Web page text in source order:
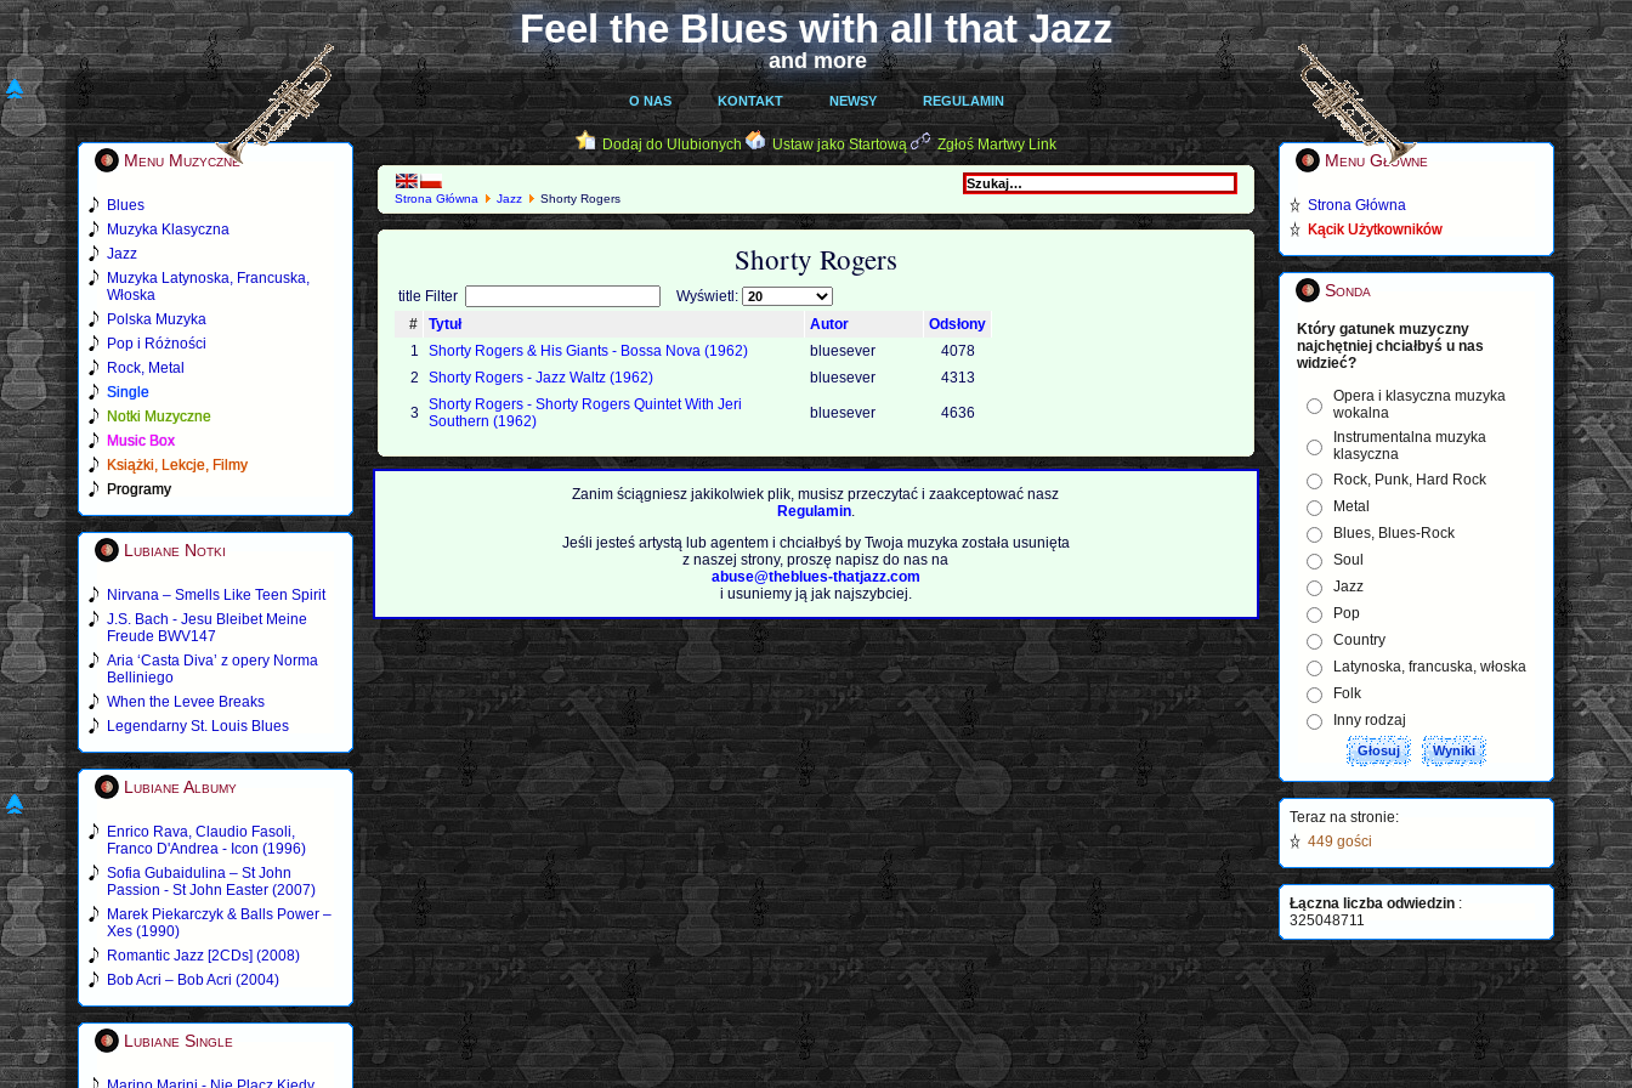
Feel the Blues with all that Jazz
and more
O NAS KONTAKT NEWSY REGULAMIN
Menu Muzyczne
Blues
Muzyka Klasyczna
Jazz
Muzyka Latynoska, Francuska,
Włoska
Polska Muzyka
Pop i Różności
Rock, Metal
Single
Notki Muzyczne
Music Box
Książki, Lekcje, Filmy
Programy
Lubiane Notki
Nirvana – Smells Like Teen Spirit
J.S. Bach - Jesu Bleibet Meine
Freude BWV147
Aria ‘Casta Diva’ z opery Norma
Belliniego
When the Levee Breaks
Legendarny St. Louis Blues
Lubiane Albumy
Enrico Rava, Claudio Fasoli,
Franco D'Andrea - Icon (1996)
Sofia Gubaidulina – St John
Passion - St John Easter (2007)
Marek Piekarczyk & Balls Power –
Xes (1990)
Romantic Jazz [2CDs] (2008)
Bob Acri – Bob Acri (2004)
Lubiane Single
Dodaj do Ulubionych Ustaw jako Startową Zgłoś Martwy Link
Strona Główna Jazz Shorty Rogers
Shorty Rogers
title Filter
Wyświetl:
#
Tytuł Autor
Odsłony
1
Shorty Rogers & His Giants - Bossa Nova (1962) bluesever
4078
2
Shorty Rogers - Jazz Waltz (1962) bluesever 4313
3 Shorty Rogers - Shorty Rogers Quintet With Jeri
Southern (1962)
bluesever 4636
Zanim ściągniesz jakikolwiek plik, musisz przeczytać i zaakceptować nasz
Regulamin.
Jeśli jesteś artystą lub agentem i chciałbyś by Twoja muzyka została usunięta
z naszej strony, proszę napisz do nas na
abuse@theblues-thatjazz.com
i usuniemy ją jak najszybciej.
Menu Główne
Strona Główna
Kącik Użytkowników
Sonda
Który gatunek muzyczny
najchętniej chciałbyś u nas
widzieć?
Opera i klasyczna muzyka
wokalna
Instrumentalna muzyka
klasyczna
Rock, Punk, Hard Rock
Metal
Blues, Blues-Rock
Soul
Jazz
Pop
Country
Latynoska, francuska, włoska
Folk
Inny rodzaj
Teraz na stronie:
449 gości
Łączna liczba odwiedzin :
325048711